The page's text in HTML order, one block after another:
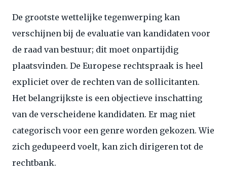
De grootste wettelijke tegenwerping kan
verschijnen bij de evaluatie van kandidaten voor
de raad van bestuur; dit moet onpartijdig
plaatsvinden. De Europese rechtspraak is heel
expliciet over de rechten van de sollicitanten.
Het belangrijkste is een objectieve inschatting
van de verscheidene kandidaten. Er mag niet
categorisch voor een genre worden gekozen. Wie
zich gedupeerd voelt, kan zich dirigeren tot de
rechtbank.